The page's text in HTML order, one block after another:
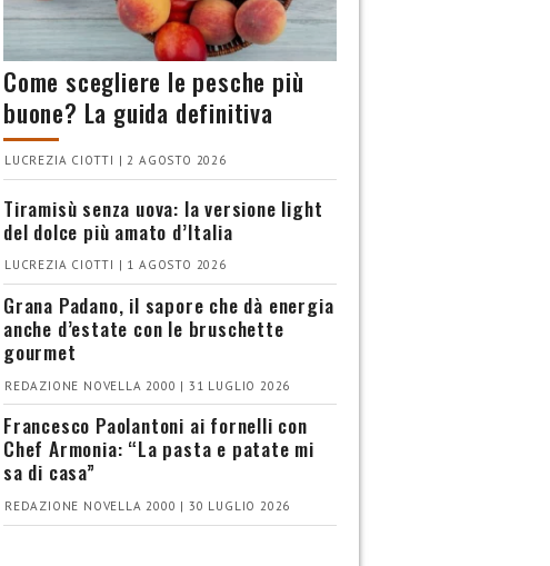
Come scegliere le pesche più
buone? La guida definitiva
LUCREZIA CIOTTI | 2 AGOSTO 2026
Tiramisù senza uova: la versione light
del dolce più amato d’Italia
LUCREZIA CIOTTI | 1 AGOSTO 2026
Grana Padano, il sapore che dà energia
anche d’estate con le bruschette
gourmet
REDAZIONE NOVELLA 2000 | 31 LUGLIO 2026
Francesco Paolantoni ai fornelli con
Chef Armonia: “La pasta e patate mi
sa di casa”
REDAZIONE NOVELLA 2000 | 30 LUGLIO 2026